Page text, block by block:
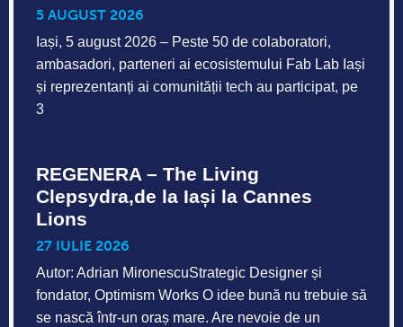
5 AUGUST 2026
Iași, 5 august 2026 – Peste 50 de colaboratori,
ambasadori, parteneri ai ecosistemului Fab Lab Iași
și reprezentanți ai comunității tech au participat, pe
3
REGENERA – The Living
Clepsydra,de la Iași la Cannes
Lions
27 IULIE 2026
Autor: Adrian MironescuStrategic Designer și
fondator, Optimism Works O idee bună nu trebuie să
se nască într-un oraș mare. Are nevoie de un